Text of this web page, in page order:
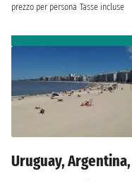
prezzo per persona Tasse incluse
Uruguay,